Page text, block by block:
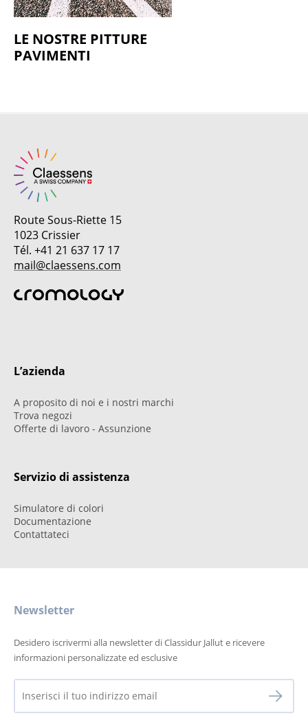
LE NOSTRE PITTURE
PAVIMENTI
Route Sous-Riette 15
1023 Crissier
Tél. +41 21 637 17 17
mail@claessens.com
L’azienda
A proposito di noi e i nostri marchi
Trova negozi
Offerte di lavoro - Assunzione
Servizio di assistenza
Simulatore di colori
Documentazione
Contattateci
Newsletter
Desidero iscrivermi alla newsletter di Classidur Jallut e ricevere
informazioni personalizzate ed esclusive